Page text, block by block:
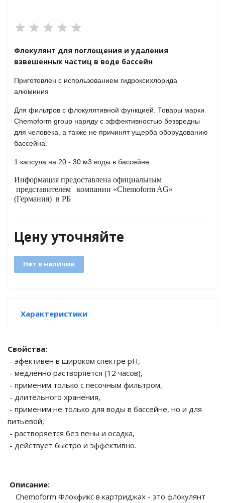
для
промышленности
батареи
систем
ИБП
для газовых и
отопления
котла
Флокулянт для поглощения и удаления
взвешенных частиц в воде бассейн
Приготовлен с использованием гидроксихлорида
алюминия
Для фильтров с флокулятивной функцией. Товары марки
Chemoform group наряду с эффективностью безвредны
для человека, а также не причинят ущерба оборудованию
бассейна.
1 капсула на 20 - 30 м3 воды в бассейне.
Информация предоставлена официальным
представителем
компании «Chemoform AG»
(Германия) в РБ
Цену уточняйте
Нет в наличии
Характеристики
Свойства:
- эфективен в широком спектре pH,
- медленно растворяется (12 часов),
- применим только с песочным фильтром,
- длительного хранения,
- применим не только для воды в бассейне, но и для
питьевой,
- растворяется без пены и осадка,
- действует быстро и эффективно.
Описание:
Chemoform Флокфикс в картриджах - это флокулянт